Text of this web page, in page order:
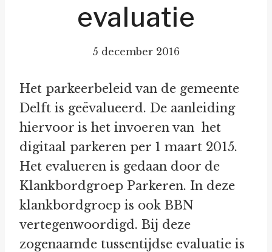
evaluatie
5 december 2016
Het parkeerbeleid van de gemeente
Delft is geëvalueerd. De aanleiding
hiervoor is het invoeren van het
digitaal parkeren per 1 maart 2015.
Het evalueren is gedaan door de
Klankbordgroep Parkeren. In deze
klankbordgroep is ook BBN
vertegenwoordigd. Bij deze
zogenaamde tussentijdse evaluatie is